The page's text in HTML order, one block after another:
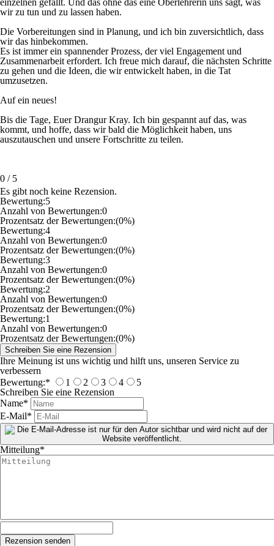
einzelnen gefällt. Und das ohne das eine Oberlehrerin uns sagt, was
wir zu tun und zu lassen haben.
Die Vorbereitungen sind in Planung, und ich bin zuversichtlich, dass
wir das hinbekommen.
Es ist immer ein spannender Prozess, der viel Engagement und
Zusammenarbeit erfordert. Ich freue mich darauf, die nächsten Schritte
zu gehen und die Ideen, die wir entwickelt haben, in die Tat
umzusetzen.
Auf ein neues!
Bis die Tage, Euer Drangur Kray. Ich bin gespannt auf das, was
kommt, und hoffe, dass wir bald die Möglichkeit haben, uns
auszutauschen und unsere Fortschritte zu teilen.
0 / 5
Es gibt noch keine Rezension.
Bewertung:5
Anzahl von Bewertungen:0
Prozentsatz der Bewertungen:(0%)
Bewertung:4
Anzahl von Bewertungen:0
Prozentsatz der Bewertungen:(0%)
Bewertung:3
Anzahl von Bewertungen:0
Prozentsatz der Bewertungen:(0%)
Bewertung:2
Anzahl von Bewertungen:0
Prozentsatz der Bewertungen:(0%)
Bewertung:1
Anzahl von Bewertungen:0
Prozentsatz der Bewertungen:(0%)
Ihre Meinung ist uns wichtig und hilft uns, unseren Service zu
verbessern
Bewertung:* 1 2 3 4
5
Schreiben Sie eine Rezension
Name*
E-Mail*
Mitteilung*